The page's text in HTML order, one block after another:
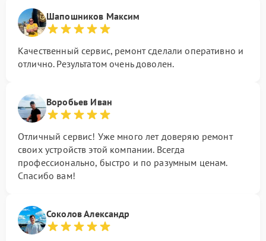
Шапошников Максим
Качественный сервис, ремонт сделали оперативно и
отлично. Результатом очень доволен.
Воробьев Иван
Отличный сервис! Уже много лет доверяю ремонт
своих устройств этой компании. Всегда
профессионально, быстро и по разумным ценам.
Спасибо вам!
Соколов Александр